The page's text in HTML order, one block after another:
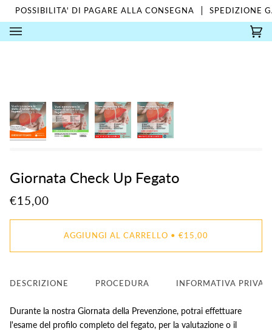
Salta
al
contenuto
POSSIBILITA' DI PAGARE ALLA CONSEGNA SPEDIZIONE
Giornata Check Up Fegato
€15,00
AGGIUNGI AL CARRELLO • €15,00
DESCRIZIONE PROCEDURA INFORMATIVA
Durante la nostra Giornata della Prevenzione, potrai effettuare
l'esame del profilo completo del fegato, per la valutazione o il